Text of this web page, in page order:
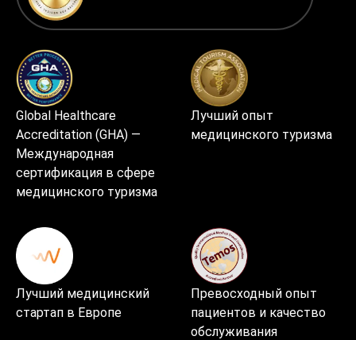
Global Healthcare
Accreditation (GHA) —
Международная
сертификация в сфере
медицинского туризма
Лучший опыт
медицинского туризма
Лучший медицинский
стартап в Европе
Превосходный опыт
пациентов и качество
обслуживания